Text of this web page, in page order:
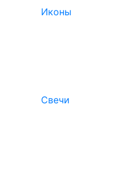
Иконы
Свечи